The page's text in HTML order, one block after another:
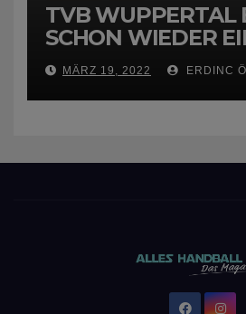
TVB WUPPERTAL
SCHON WIEDER
NEUEN TRAINER
MÄRZ 19, 2022 ERDINC